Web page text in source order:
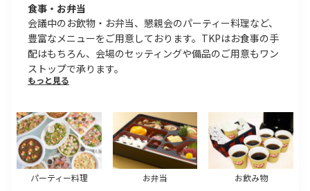
食事・お弁当
会議中のお飲物・お弁当、懇親会のパーティー料理など、
豊富なメニューをご用意しております。TKPはお食事の手
配はもちろん、会場のセッティングや備品のご用意もワン
ストップで承ります。
もっと見る
パーティー料理 お弁当 お飲み物